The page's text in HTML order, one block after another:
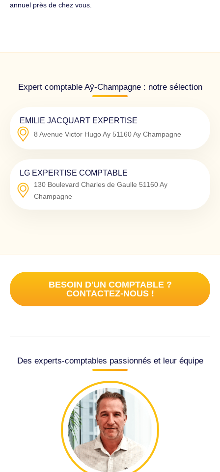
annuel près de chez vous.
Expert comptable Aÿ-Champagne : notre sélection
EMILIE JACQUART EXPERTISE
8 Avenue Victor Hugo Ay 51160Ay Champagne
LG EXPERTISE COMPTABLE
130 Boulevard Charles de Gaulle 51160Ay
Champagne
BESOIN D'UN COMPTABLE ?
CONTACTEZ-NOUS !
Des experts-comptables passionnés et leur équipe